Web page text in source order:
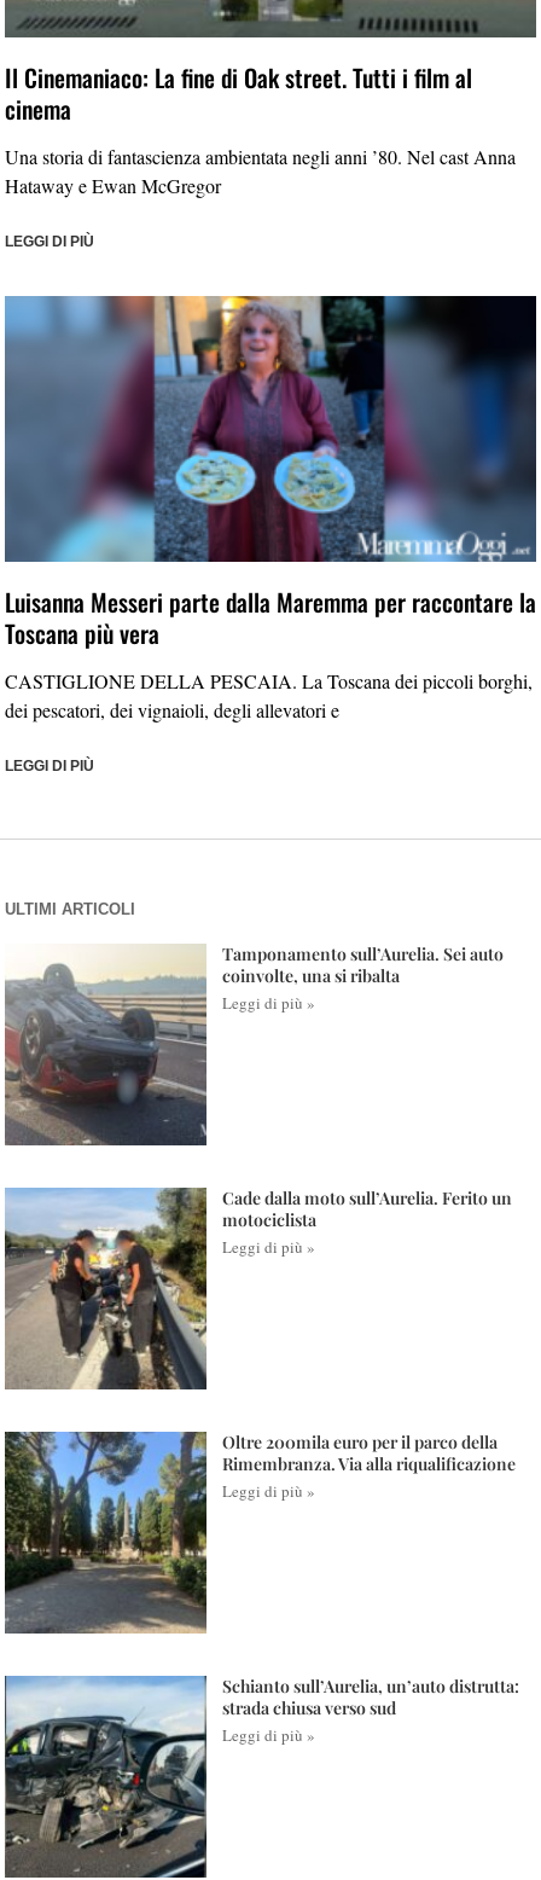
Il Cinemaniaco: La fine di Oak street. Tutti i film al
cinema
Una storia di fantascienza ambientata negli anni ’80. Nel cast Anna
Hataway e Ewan McGregor
LEGGI DI PIÙ
Luisanna Messeri parte dalla Maremma per raccontare la
Toscana più vera
CASTIGLIONE DELLA PESCAIA. La Toscana dei piccoli borghi,
dei pescatori, dei vignaioli, degli allevatori e
LEGGI DI PIÙ
ULTIMI ARTICOLI
Tamponamento sull’Aurelia. Sei auto
coinvolte, una si ribalta
Leggi di più »
Cade dalla moto sull’Aurelia. Ferito un
motociclista
Leggi di più »
Oltre 200mila euro per il parco della
Rimembranza. Via alla riqualificazione
Leggi di più »
Schianto sull’Aurelia, un’auto distrutta:
strada chiusa verso sud
Leggi di più »